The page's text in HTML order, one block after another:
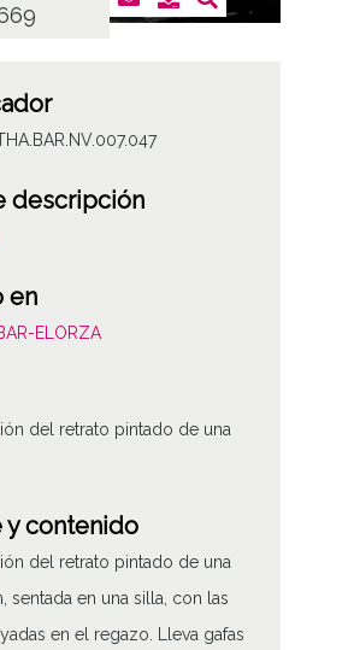
descripción
en
ELORZA
del retrato pintado de una
y contenido
del retrato pintado de una
sentada en una silla, con las
en el regazo. Lleva gafas